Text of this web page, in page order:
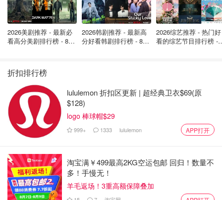
2026美剧推荐 - 最新必
看高分美剧排行榜 - 8月
2026韩剧推荐 - 最新高
分好看韩剧排行榜 - 8月
2026综艺推荐 - 热门好
看的综艺节目排行榜 -
折扣排行榜
lululemon 折扣区更新 | 超经典卫衣$69(原
$128)
logo 棒球帽$29
999+ 1333 lululemon APP打开
淘宝满￥499最高2KG空运包邮 回归！数量不
多！手慢无！
羊毛返场！3重高额保障叠加